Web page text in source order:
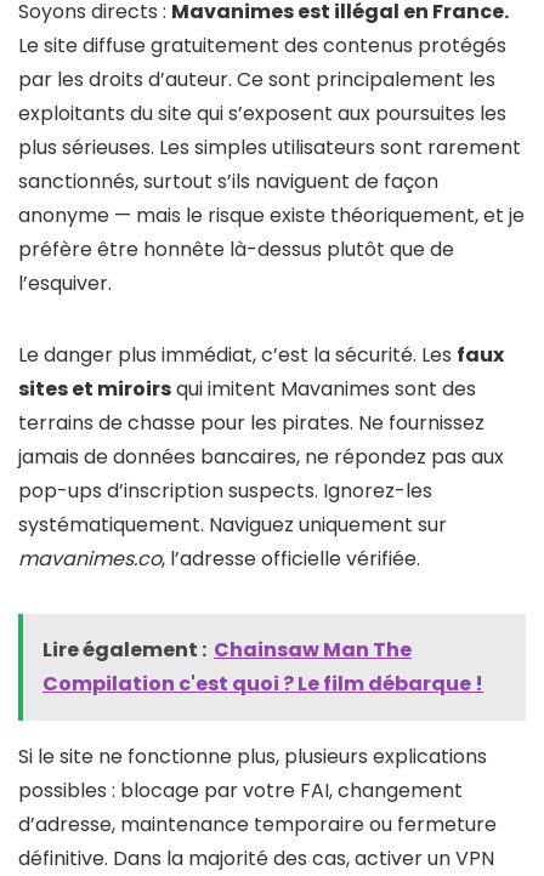
Soyons directs : Mavanimes est illégal en France.
Le site diffuse gratuitement des contenus protégés
par les droits d’auteur. Ce sont principalement les
exploitants du site qui s’exposent aux poursuites les
plus sérieuses. Les simples utilisateurs sont rarement
sanctionnés, surtout s’ils naviguent de façon
anonyme — mais le risque existe théoriquement, et je
préfère être honnête là-dessus plutôt que de
l’esquiver.
Le danger plus immédiat, c’est la sécurité. Les faux
sites et miroirsqui imitent Mavanimes sont des
terrains de chasse pour les pirates. Ne fournissez
jamais de données bancaires, ne répondez pas aux
pop-ups d’inscription suspects. Ignorez-les
systématiquement. Naviguez uniquement sur
mavanimes.co, l’adresse officielle vérifiée.
Lire également : Chainsaw Man The
Compilation c'est quoi ? Le film débarque !
Si le site ne fonctionne plus, plusieurs explications
possibles : blocage par votre FAI, changement
d’adresse, maintenance temporaire ou fermeture
définitive. Dans la majorité des cas, activer un VPN